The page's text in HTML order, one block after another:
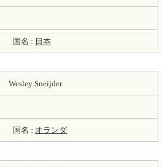
国名 : 日本
Wesley Sneijder
国名 : オランダ